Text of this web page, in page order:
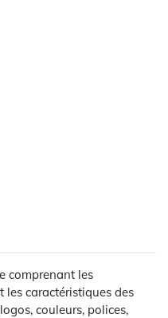
comprenant les
caractéristiques des
couleurs, polices,